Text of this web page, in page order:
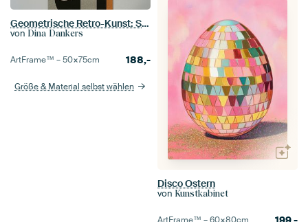
Geometrische Retro-Kunst: Skandinavischer Industrie-Minimalismus 7
von Dina Dankers
ArtFrame™ –50×75cm 188,-
Größe & Material selbst wählen
Disco Ostern
von Kunstkabinet
ArtFrame™ –60×80cm